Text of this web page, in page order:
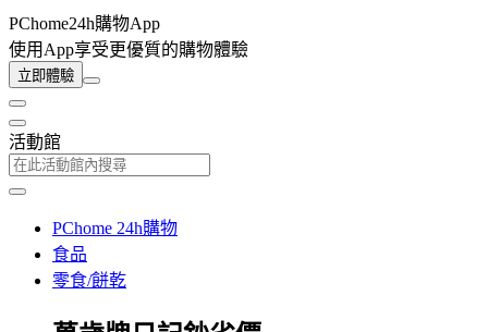
PChome24h購物App
使用App享受更優質的購物體驗
立即體驗
活動館
PChome 24h購物
食品
零食/餅乾